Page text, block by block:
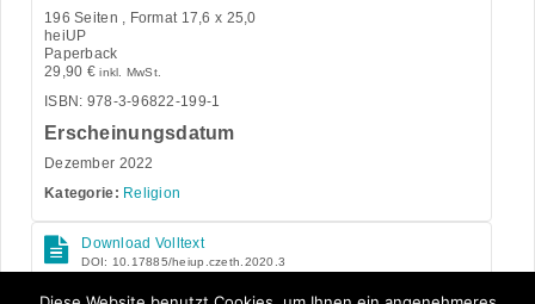
196 Seiten , Format 17,6 x 25,0
heiUP
Paperback
29,90 € inkl. MwSt.
ISBN: 978-3-96822-199-1
Erscheinungsdatum
Dezember 2022
Kategorie: Religion
Download Volltext
DOI: 10.17885/heiup.czeth.2020.3